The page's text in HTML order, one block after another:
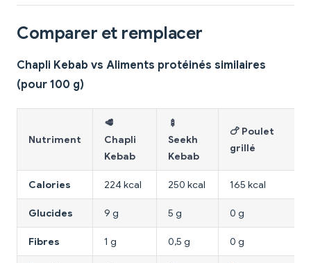
Comparer et remplacer
Chapli Kebab vs Aliments protéinés similaires
(pour 100 g)
Nutriment
🥩
Chapli
Kebab
🍢
Seekh
Kebab
🍗 Poulet
grillé
Calories 224 kcal 250 kcal 165 kcal
Glucides 9 g 5 g 0 g
Fibres 1 g 0,5 g 0 g